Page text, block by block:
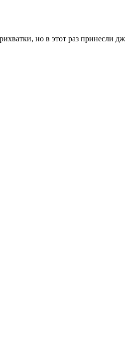
но в этот раз принесли